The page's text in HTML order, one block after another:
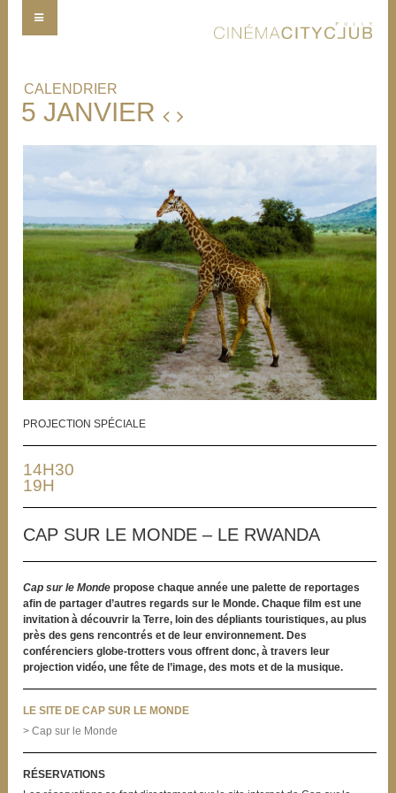
5 JANVIER
PROJECTION SPÉCIALE
14H30
19H
CAP SUR LE MONDE – LE RWANDA
Cap sur le Mondepropose chaque année une palette de reportages
afin de partager d’autres regards sur le Monde. Chaque film est une
invitation à découvrir la Terre, loin des dépliants touristiques, au plus
près des gens rencontrés et de leur environnement. Des
conférenciers globe-trotters vous offrent donc, à travers leur
projection vidéo, une fête de l’image, des mots et de la musique.
LE SITE DE CAP SUR LE MONDE
> Cap sur le Monde
RÉSERVATIONS
CALENDRIER